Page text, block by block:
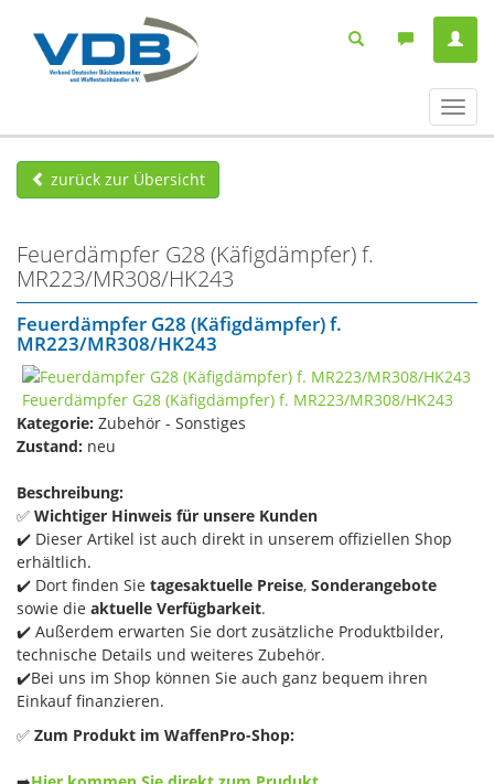
ein-/
zurück zur Übersicht
Feuerdämpfer G28 (Käfigdämpfer) f.
MR223/MR308/HK243
Feuerdämpfer G28 (Käfigdämpfer) f.
MR223/MR308/HK243
Kategorie: Zubehör - Sonstiges
Zustand: neu
Beschreibung:
✅ Wichtiger Hinweis für unsere Kunden
✔️ Dieser Artikel ist auch direkt in unserem offiziellen Shop
erhältlich.
✔️ Dort finden Sie tagesaktuelle Preise, Sonderangebote
sowie die aktuelle Verfügbarkeit.
✔️ Außerdem erwarten Sie dort zusätzliche Produktbilder,
technische Details und weiteres Zubehör.
✔️Bei uns im Shop können Sie auch ganz bequem ihren
Einkauf finanzieren.
✅ Zum Produkt im WaffenPro-Shop: